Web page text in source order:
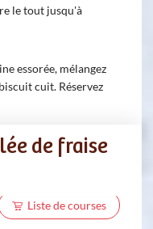
le tout jusqu'à
essorée, mélangez
cuit. Réservez
de fraise
Liste de courses